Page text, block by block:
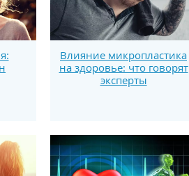
Влияние микропластика
на здоровье: что говорят
эксперты